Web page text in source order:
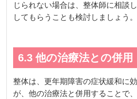
じられない場合は、整体師に相談
してもらうことも検討しましょう。
6.3 他の治療法との併用
整体は、更年期障害の症状緩和に
が、他の治療法と併用することで